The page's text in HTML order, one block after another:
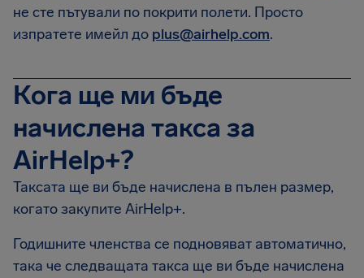
не сте пътували по покрити полети. Просто
изпратете имейл до plus@airhelp.com.
Кога ще ми бъде
начислена такса за
AirHelp+?
Таксата ще ви бъде начислена в пълен размер,
когато закупите AirHelp+.
Годишните членства се подновяват автоматично,
така че следващата такса ще ви бъде начислена